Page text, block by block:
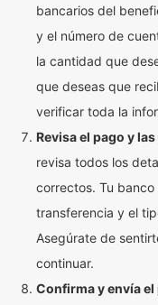
bancarios del
y el número de
la cantidad que
que deseas que
verificar toda la
Revisa el pago y
revisa todos los
correctos. Tu
transferencia y el
Asegúrate de
continuar.
Confirma y envía el